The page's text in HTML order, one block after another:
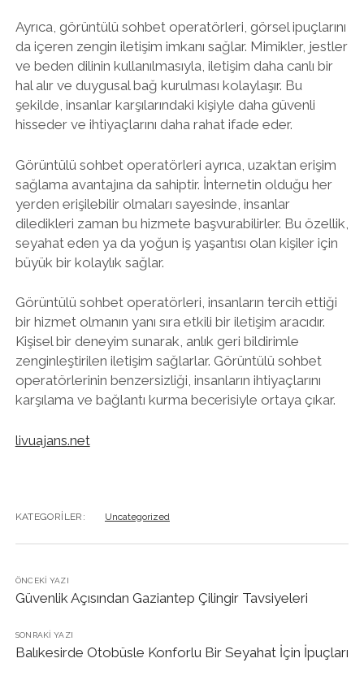
Ayrıca, görüntülü sohbet operatörleri, görsel ipuçlarını
da içeren zengin iletişim imkanı sağlar. Mimikler, jestler
ve beden dilinin kullanılmasıyla, iletişim daha canlı bir
hal alır ve duygusal bağ kurulması kolaylaşır. Bu
şekilde, insanlar karşılarındaki kişiyle daha güvenli
hisseder ve ihtiyaçlarını daha rahat ifade eder.
Görüntülü sohbet operatörleri ayrıca, uzaktan erişim
sağlama avantajına da sahiptir. İnternetin olduğu her
yerden erişilebilir olmaları sayesinde, insanlar
diledikleri zaman bu hizmete başvurabilirler. Bu özellik,
seyahat eden ya da yoğun iş yaşantısı olan kişiler için
büyük bir kolaylık sağlar.
Görüntülü sohbet operatörleri, insanların tercih ettiği
bir hizmet olmanın yanı sıra etkili bir iletişim aracıdır.
Kişisel bir deneyim sunarak, anlık geri bildirimle
zenginleştirilen iletişim sağlarlar. Görüntülü sohbet
operatörlerinin benzersizliği, insanların ihtiyaçlarını
karşılama ve bağlantı kurma becerisiyle ortaya çıkar.
livuajans.net
KATEGORILER: Uncategorized
ÖNCEKI YAZI
Güvenlik Açısından Gaziantep Çilingir Tavsiyeleri
SONRAKI YAZI
Balıkesirde Otobüsle Konforlu Bir Seyahat İçin İpuçları